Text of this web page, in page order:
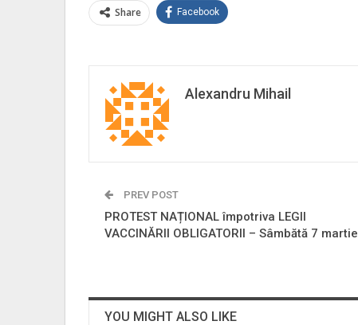
Share Facebook
Alexandru Mihail
PREV POST
PROTEST NAȚIONAL împotriva LEGII
VACCINĂRII OBLIGATORII – Sâmbătă 7 martie
YOU MIGHT ALSO LIKE